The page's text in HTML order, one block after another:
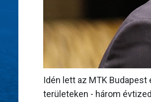
Idén lett az MTK
területeken - három